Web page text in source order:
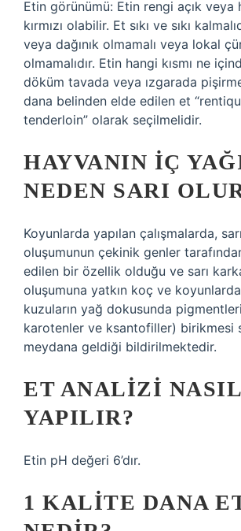
Etin görünümü: Etin rengi açık veya
kırmızı olabilir. Et sıkı ve sıkı
veya dağınık olmamalı veya lokal
olmamalıdır. Etin hangi kısmı ne
döküm tavada veya ızgarada
dana belinden elde edilen et
tenderloin” olarak seçilmelidir.
HAYVANIN IÇ
NEDEN SARI
Koyunlarda yapılan çalışmalarda,
oluşumunun çekinik genler
edilen bir özellik olduğu ve sarı
oluşumuna yatkın koç ve
kuzuların yağ dokusunda
karotenler ve ksantofiller) birikmesi
meydana geldiği bildirilmektedir.
ET ANALIZI NASIL
YAPILIR?
Etin pH değeri 6’dır.
1 KALITE DANA